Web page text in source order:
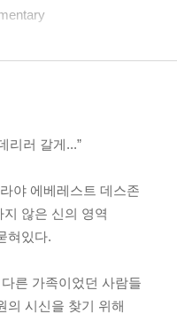
리러 갈게...”
야 에베레스트 데스존
않은 신의 영역
혀있다.
른 가족이었던 사람들
의 시신을 찾기 위해